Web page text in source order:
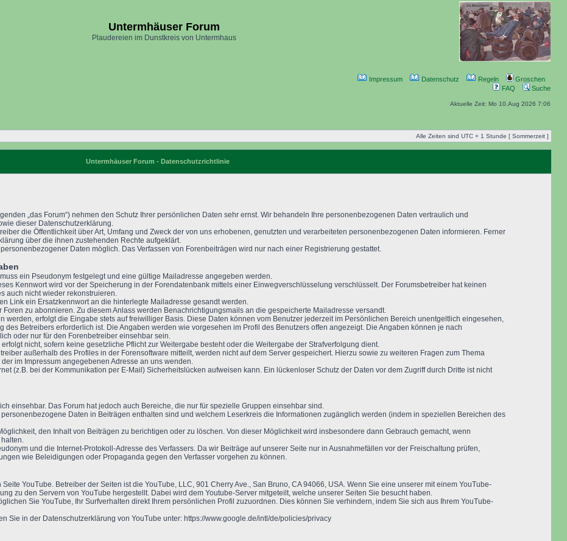
Untermhäuser Forum
Plaudereien im Dunstkreis von Untermhaus
Impressum Datenschutz Regeln
Groschen
FAQ
Suche
Aktuelle Zeit: Mo 10.Aug 2026 7:06
Alle Zeiten sind UTC + 1 Stunde [ Sommerzeit ]
Untermhäuser Forum - Datenschutzrichtlinie
„das Forum“) nehmen den Schutz Ihrer persönlichen Daten sehr ernst. Wir behandeln Ihre personenbezogenen Daten vertraulich und
dieser Datenschutzerklärung.
die Öffentlichkeit über Art, Umfang und Zweck der von uns erhobenen, genutzten und verarbeiteten personenbezogenen Daten informieren. Ferner
über die ihnen zustehenden Rechte aufgeklärt.
Daten möglich. Das Verfassen von Forenbeiträgen wird nur nach einer Registrierung gestattet.
ein Pseudonym festgelegt und eine gültige Mailadresse angegeben werden.
Kennwort wird vor der Speicherung in der Forendatenbank mittels einer Einwegverschlüsselung verschlüsselt. Der Forumsbetreiber hat keinen
auch nicht wieder rekonstruieren.
Link ein Ersatzkennwort an die hinterlegte Mailadresse gesandt werden.
zu abonnieren. Zu diesem Anlass werden Benachrichtigungsmails an die gespeicherte Mailadresse versandt.
werden, erfolgt die Eingabe stets auf freiwilliger Basis. Diese Daten können vom Benutzer jederzeit im Persönlichen Bereich unentgeltlich eingesehen,
des Betreibers erforderlich ist. Die Angaben werden wie vorgesehen im Profil des Benutzers offen angezeigt. Die Angaben können je nach
oder nur für den Forenbetreiber einsehbar sein.
nicht, sofern keine gesetzliche Pflicht zur Weitergabe besteht oder die Weitergabe der Strafverfolgung dient.
außerhalb des Profiles in der Forensoftware mitteilt, werden nicht auf dem Server gespeichert. Hierzu sowie zu weiteren Fragen zum Thema
im Impressum angegebenen Adresse an uns wenden.
(z.B. bei der Kommunikation per E-Mail) Sicherheitslücken aufweisen kann. Ein lückenloser Schutz der Daten vor dem Zugriff durch Dritte ist nicht
einsehbar. Das Forum hat jedoch auch Bereiche, die nur für spezielle Gruppen einsehbar sind.
Daten in Beiträgen enthalten sind und welchem Leserkreis die Informationen zugänglich werden (indem in speziellen Bereichen des
den Inhalt von Beiträgen zu berichtigen oder zu löschen. Von dieser Möglichkeit wird insbesondere dann Gebrauch gemacht, wenn
und die Internet-Protokoll-Adresse des Verfassers. Da wir Beiträge auf unserer Seite nur in Ausnahmefällen vor der Freischaltung prüfen,
wie Beleidigungen oder Propaganda gegen den Verfasser vorgehen zu können.
YouTube. Betreiber der Seiten ist die YouTube, LLC, 901 Cherry Ave., San Bruno, CA 94066, USA. Wenn Sie eine unserer mit einem YouTube-
zu den Servern von YouTube hergestellt. Dabei wird dem Youtube-Server mitgeteilt, welche unserer Seiten Sie besucht haben.
Sie YouTube, Ihr Surfverhalten direkt Ihrem persönlichen Profil zuzuordnen. Dies können Sie verhindern, indem Sie sich aus Ihrem YouTube-
Sie in der Datenschutzerklärung von YouTube unter: https://www.google.de/intl/de/policies/privacy